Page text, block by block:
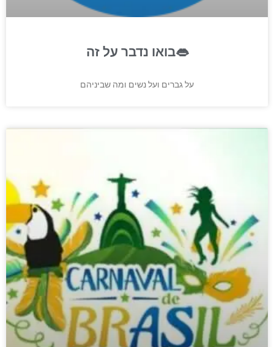
בואו נדבר על זה👄
על גברים ועל נשים ומה שביניהם